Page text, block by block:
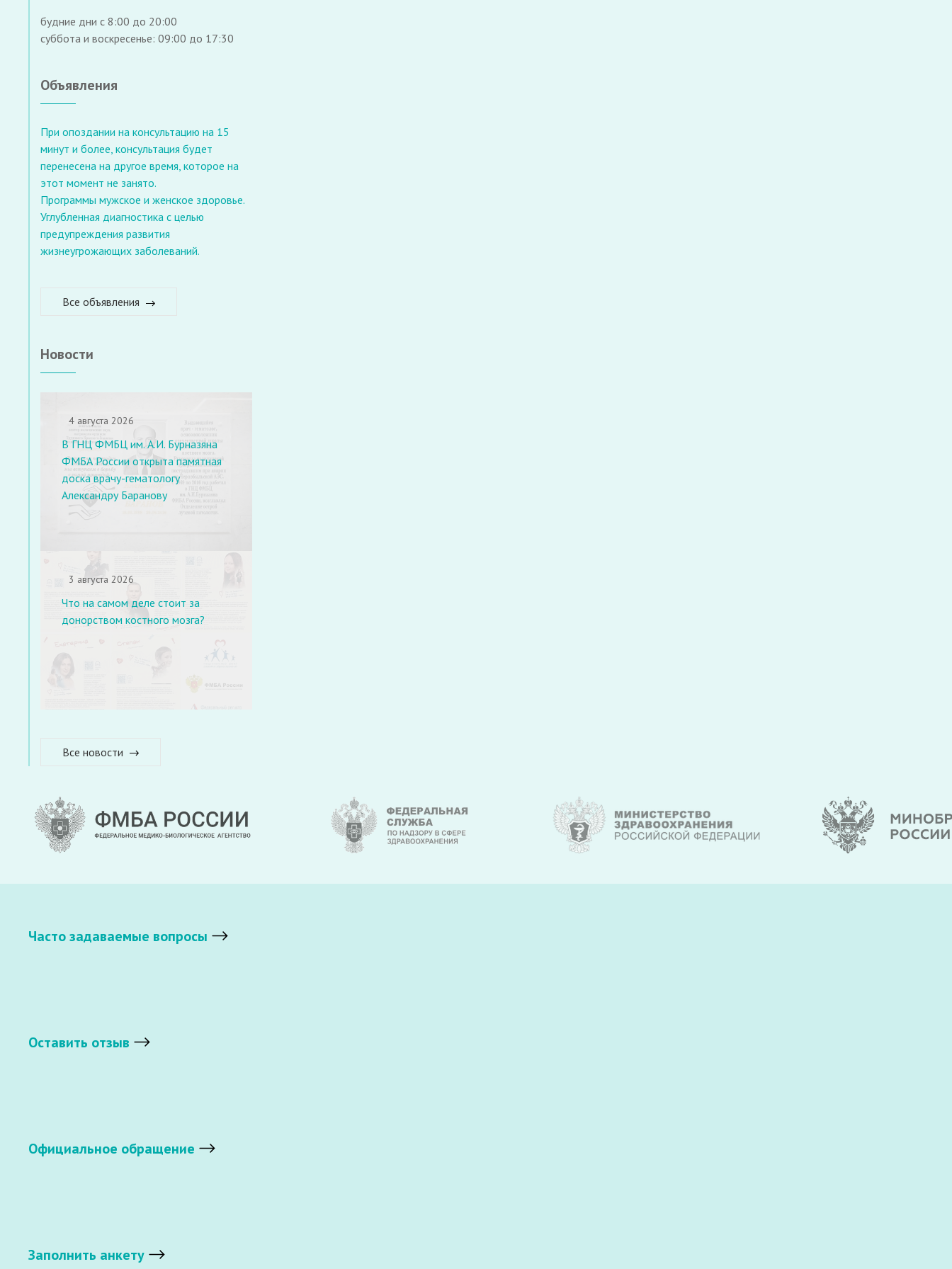
будние дни с 8:00 до 20:00
суббота и воскресенье: 09:00 до 17:30
Объявления
При опоздании на консультацию на 15
минут и более, консультация будет
перенесена на другое время, которое на
этот момент не занято.
Программы мужское и женское здоровье.
Углубленная диагностика с целью
предупреждения развития
жизнеугрожающих заболеваний.
Все объявления
Новости
4 августа 2026
В ГНЦ ФМБЦ им. А.И. Бурназяна
ФМБА России открыта памятная
доска врачу-гематологу
Александру Баранову
3 августа 2026
Что на самом деле стоит за
донорством костного мозга?
Все новости
Часто задаваемые вопросы
Оставить отзыв
Официальное обращение
Заполнить анкету